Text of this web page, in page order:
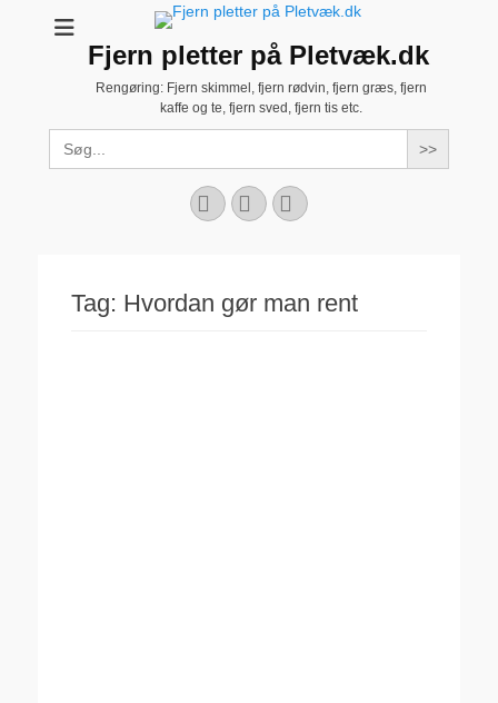
Fjern pletter på Pletvæk.dk
Rengøring: Fjern skimmel, fjern rødvin, fjern græs, fjern
kaffe og te, fjern sved, fjern tis etc.
Search
for:
Facebook
YouTubeInstagram
Tag: Hvordan gør man rent